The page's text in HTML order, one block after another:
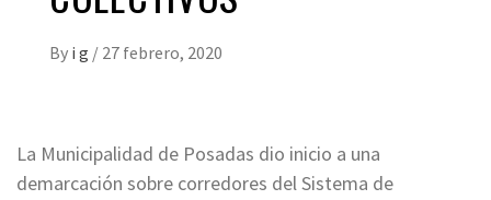
By i g / 27 febrero, 2020
La Municipalidad de Posadas dio inicio a una
demarcación sobre corredores del Sistema de